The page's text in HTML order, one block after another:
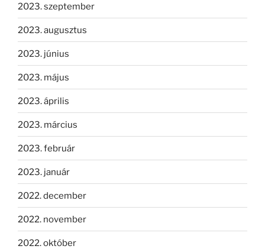
2023. szeptember
2023. augusztus
2023. június
2023. május
2023. április
2023. március
2023. február
2023. január
2022. december
2022. november
2022. október